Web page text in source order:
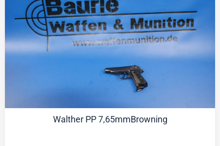
Walther PP 7,65mmBrowning